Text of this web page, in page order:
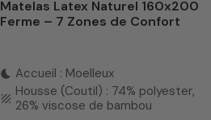
Matelas Latex Naturel 160x200
Ferme – 7 Zones de Confort
bedtime Accueil : Moelleux
texture Housse (Coutil) : 74% polyester,
26% viscose de bambou